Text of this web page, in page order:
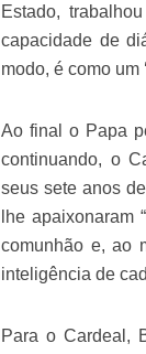
Estado,
capacidade de
modo, é como um
Ao final o Papa
continuando, o
seus sete anos
lhe apaixonaram
comunhão e, ao
inteligência de
Para o Cardeal,